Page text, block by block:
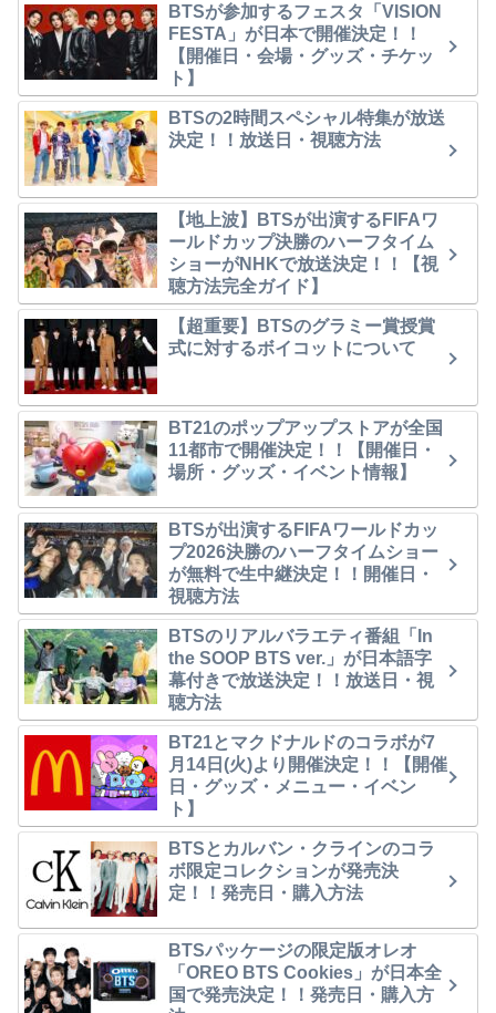
BTSが参加するフェスタ「VISION
FESTA」が日本で開催決定！！
【開催日・会場・グッズ・チケッ
ト】
BTSの2時間スペシャル特集が放送
決定！！放送日・視聴方法
【地上波】BTSが出演するFIFAワ
ールドカップ決勝のハーフタイム
ショーがNHKで放送決定！！【視
聴方法完全ガイド】
【超重要】BTSのグラミー賞授賞
式に対するボイコットについて
BT21のポップアップストアが全国
11都市で開催決定！！【開催日・
場所・グッズ・イベント情報】
BTSが出演するFIFAワールドカッ
プ2026決勝のハーフタイムショー
が無料で生中継決定！！開催日・
視聴方法
BTSのリアルバラエティ番組「In
the SOOP BTS ver.」が日本語字
幕付きで放送決定！！放送日・視
聴方法
BT21とマクドナルドのコラボが7
月14日(火)より開催決定！！【開催
日・グッズ・メニュー・イベン
ト】
BTSとカルバン・クラインのコラ
ボ限定コレクションが発売決
定！！発売日・購入方法
BTSパッケージの限定版オレオ
「OREO BTS Cookies」が日本全
国で発売決定！！発売日・購入方